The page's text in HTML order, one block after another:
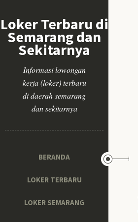
Loker Terbaru di
Semarang dan
Sekitarnya
Informasi lowongan
kerja (loker) terbaru
di daerah semarang
dan sekitarnya
BERANDA
LOKER TERBARU
LOKER SEMARANG